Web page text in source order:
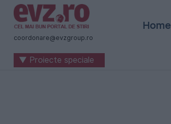
Știri
naționale
internaționale
coordonare@evzgroup.ro
Home
▼ Proiecte speciale